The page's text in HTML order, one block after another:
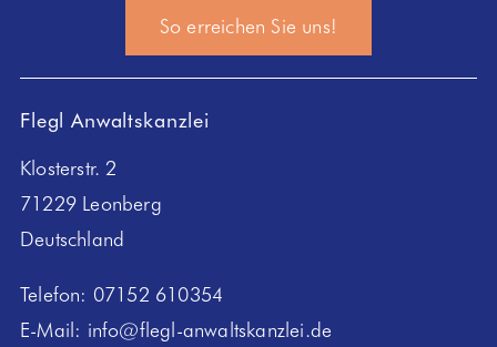
So erreichen Sie uns!
Flegl Anwaltskanzlei
Klosterstr. 2
71229 Leonberg
Deutschland
Telefon: 07152 610354
E-Mail: info@flegl-anwaltskanzlei.de